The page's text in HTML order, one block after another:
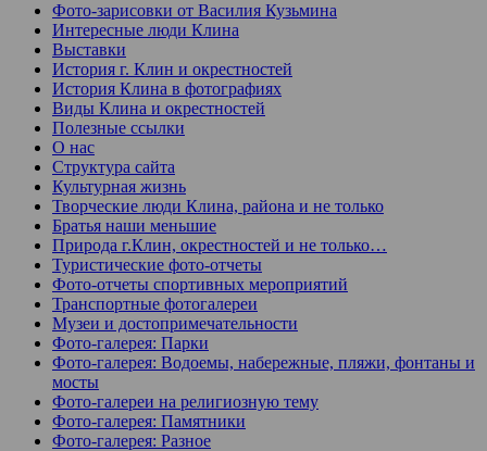
Фото-зарисовки от Василия Кузьмина
Интересные люди Клина
Выставки
История г. Клин и окрестностей
История Клина в фотографиях
Виды Клина и окрестностей
Полезные ссылки
О нас
Структура сайта
Культурная жизнь
Творческие люди Клина, района и не только
Братья наши меньшие
Природа г.Клин, окрестностей и не только…
Туристические фото-отчеты
Фото-отчеты спортивных мероприятий
Транспортные фотогалереи
Музеи и достопримечательности
Фото-галерея: Парки
Фото-галерея: Водоемы, набережные, пляжи, фонтаны и
мосты
Фото-галереи на религиозную тему
Фото-галерея: Памятники
Фото-галерея: Разное